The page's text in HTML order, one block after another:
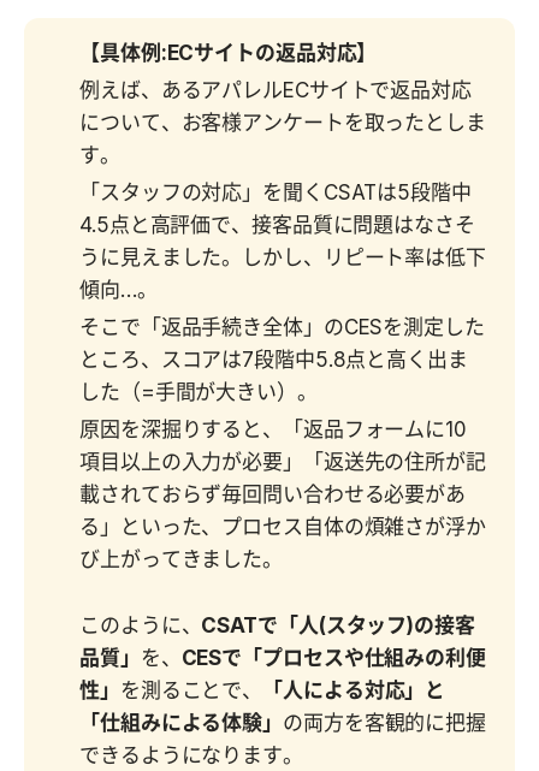
【具体例:ECサイトの返品対応】
例えば、あるアパレルECサイトで返品対応
について、お客様アンケートを取ったとしま
す。
「スタッフの対応」を聞くCSATは5段階中
4.5点と高評価で、接客品質に問題はなさそ
うに見えました。しかし、リピート率は低下
傾向…。
そこで「返品手続き全体」のCESを測定した
ところ、スコアは7段階中5.8点と高く出ま
した（=手間が大きい）。
原因を深掘りすると、「返品フォームに10
項目以上の入力が必要」「返送先の住所が記
載されておらず毎回問い合わせる必要があ
る」といった、プロセス自体の煩雑さが浮か
び上がってきました。
このように、 CSATで「人(スタッフ)の接客
品質」
を、 CESで「プロセスや仕組みの利便
性」
を測ることで、
「人による対応」と
「仕組みによる体験」 の両方を客観的に把握
できるようになります。